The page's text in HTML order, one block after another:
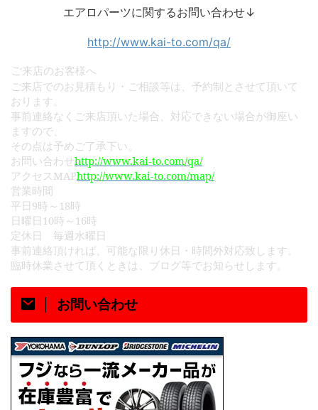
エアロパーツに関するお問い合わせ↓
http://www.kai-to.com/qa/
ご来店のお客様へ
ご来店でのお見積もり・ご相談等は、予約制とさせて頂いて
おります。
事前連絡なくご来店頂いた場合、対応できない場合が御座い
ますので、
その点は予めご了承下い。
お問い合わせhttp://www.kai-to.com/qa/
アクセスMAPhttp://www.kai-to.com/map/
営業時間
平日 9時～ 18時
日曜日 10時～ 16時
定休日 毎週水曜日
事前連絡頂ければ、可能な限り休日・時間外対応致します。
臨時休業させて頂くときは、ブログ等でお知らせします。
お問い合わせ